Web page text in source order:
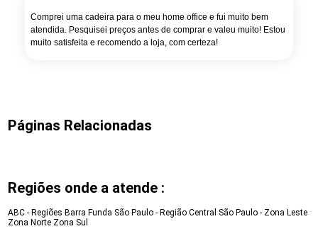
Comprei uma cadeira para o meu home office e fui muito bem
atendida. Pesquisei preços antes de comprar e valeu muito! Estou
muito satisfeita e recomendo a loja, com certeza!
Páginas Relacionadas
Regiões onde a atende :
ABC - Regiões Barra Funda São Paulo - Região Central São Paulo - Zona Leste
Zona Norte Zona Sul